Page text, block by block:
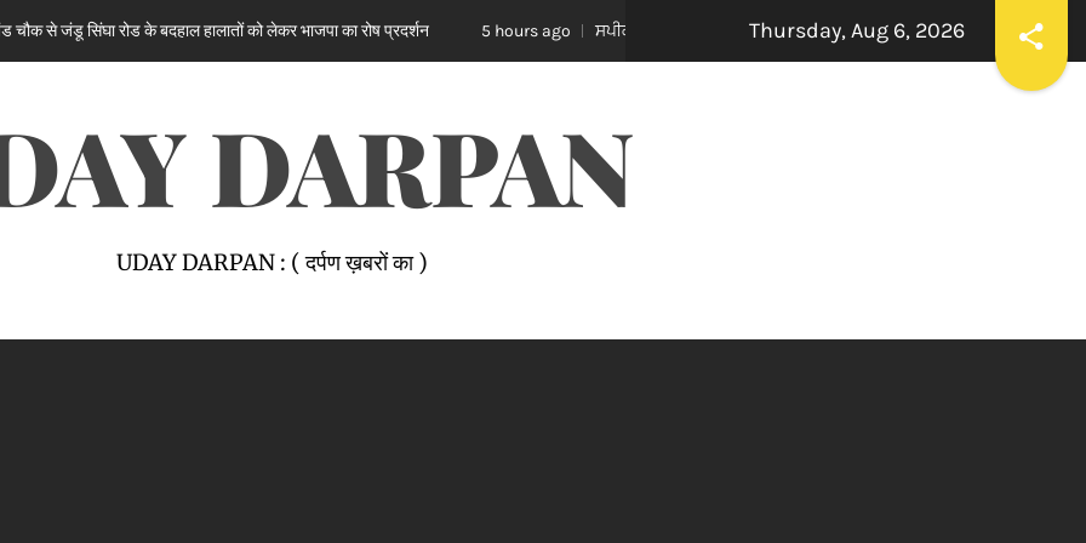
रोड के बदहाल हालातों को लेकर भाजपा का रोष प्रदर्शन 5 hours ago ਸਪੀਕਰ ਇਹ ਯਕੀਨੀ ਬਣਾਉਣ ਕਿ ਇਕਪੱਖੀ ਰਾਜਨੀਤੀ ਤੱਥਾਂ ਅਤੇ ਨਿਰਪੱਖਤਾ ‘ਤੇ ਹਾਵੀ ਨਾ ਹੋਵੇ:
Thursday, Aug 6, 2026
DARPAN
UDAY DARPAN : ( दर्पण ख़बरों का )